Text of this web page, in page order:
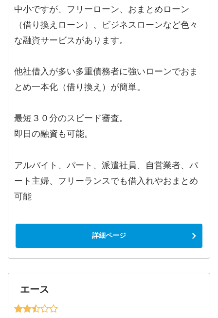
中小ですが、フリーローン、おまとめローン
（借り換えローン）、ビジネスローンなど色々
な融資サービスがあります。
他社借入が多い多重債務者に強いローンでおま
とめ一本化（借り換え）が簡単。
最短３０分のスピード審査。
即日の融資も可能。
アルバイト、パート、派遣社員、自営業者、パ
ート主婦、フリーランスでも借入れやおまとめ
可能
詳細ページ
エース